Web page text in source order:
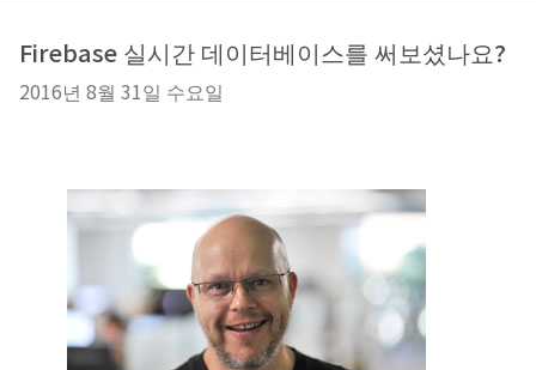
Firebase 실시간 데이터베이스를 써보셨나요?
2016년 8월 31일 수요일